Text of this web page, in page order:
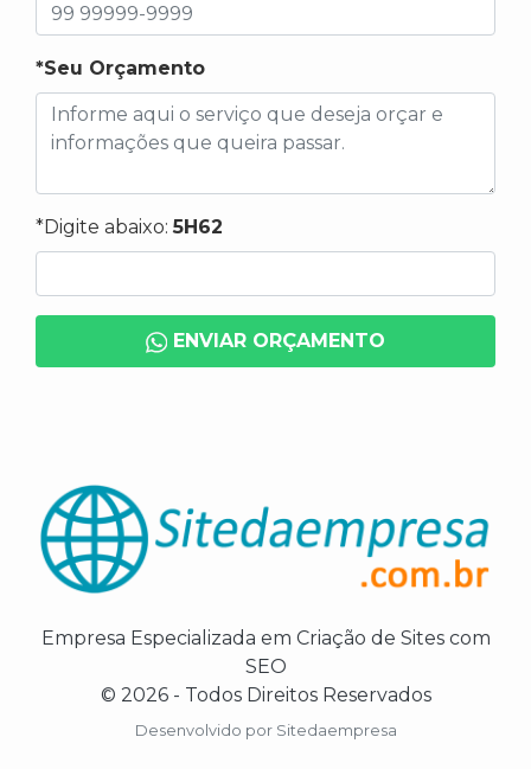
*Seu Orçamento
*Digite abaixo:5H62
ENVIAR ORÇAMENTO
Empresa Especializada em Criação de Sites com
SEO
© 2026 - Todos Direitos Reservados
Desenvolvido por Sitedaempresa